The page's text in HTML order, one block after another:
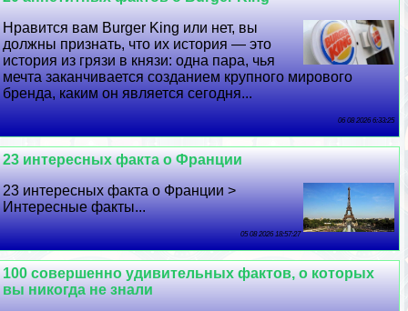
Нравится вам Burger King или нет, вы
должны признать, что их история — это
история из грязи в князи: одна пара, чья
мечта заканчивается созданием крупного мирового
бренда, каким он является сегодня...
06 08 2026 6:33:25
23 интересных факта о Франции
23 интересных факта о Франции >
Интересные факты...
05 08 2026 18:57:27
100 совершенно удивительных фактов, о которых
вы никогда не знали